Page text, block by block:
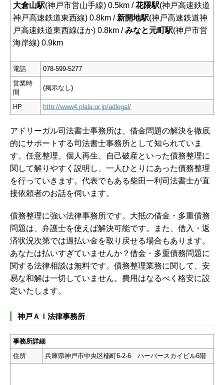
大倉山駅(神戸市営山手線) 0.5km /花隈駅(神戸高速鉄道
神戸高速鉄道東西線) 0.8km / 新開地駅(神戸高速鉄道神
戸高速鉄道東西線ほか) 0.8km /みなと元町駅(神戸市営
海岸線) 0.9km
電話
078-599-5277
営業時
間
(掲示なし)
HP http://www4.plala.or.jp/adlegal/
アドリーガル司法書士事務所は、借金問題の解決を徹底
的にサポートする司法書士事務所として知られていま
す。任意整理、個人再生、自己破産といった債務整理に
関して解りやすく説明し、一人ひとりにあった債務整理
を行っていきます。代表でもある柴田一利司法書士が直
接依頼者のお話を伺います。
債務整理に強い法律事務所です。大抵の借金・多重債務
問題は、弁護士を使えば解決可能です。また、借入・返
済状況次第では過払い金を取り戻せる場合もあります。
あなたは払いすぎていませんか？借金・多重債務問題に
関する法律相談は無料です。債務整理業務に関して、安
易な和解は一切していません。費用はなるべく格安に設
定いたします。
神戸ＡＩ法律事務所
事務所詳細
住所
兵庫県神戸市中央区楠町6-2-6 ハーバースカイビル6階